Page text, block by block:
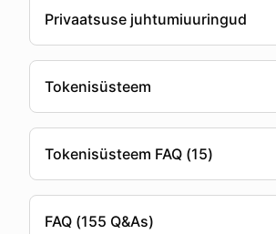
Privaatsuse juhtumiuuringud
Tokenisüsteem
Tokenisüsteem FAQ (15)
FAQ (155 Q&As)